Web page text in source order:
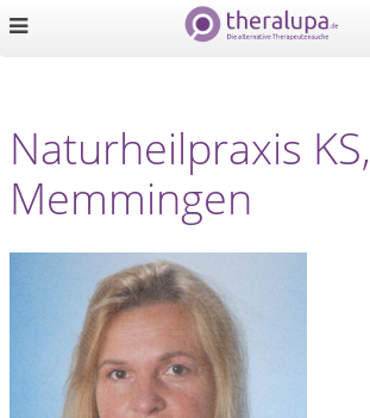
Naturheilpraxis KS,
Memmingen